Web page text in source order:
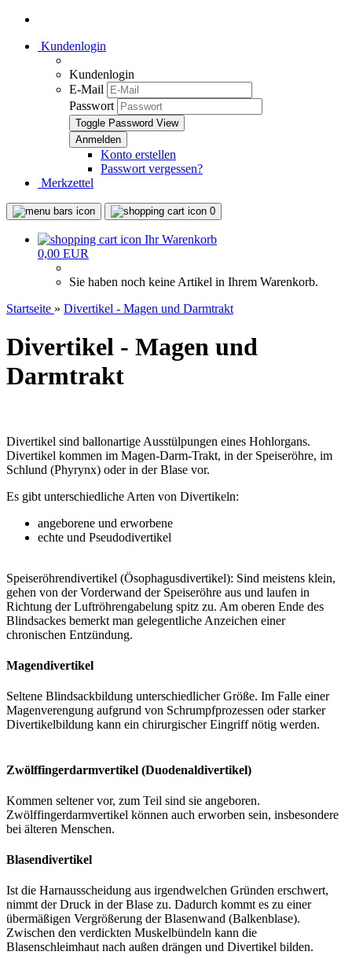
Kundenlogin
Kundenlogin
E-Mail
Passwort
Toggle Password View
Konto erstellen
Passwort vergessen?
Merkzettel
0
Ihr Warenkorb
0,00 EUR
Sie haben noch keine Artikel in Ihrem Warenkorb.
Startseite » Divertikel - Magen und Darmtrakt
Divertikel - Magen und
Darmtrakt
Divertikel sind ballonartige Ausstülpungen eines Hohlorgans.
Divertikel kommen im Magen-Darm-Trakt, in der Speiseröhre, im
Schlund (Phyrynx) oder in der Blase vor.
Es gibt unterschiedliche Arten von Divertikeln:
angeborene und erworbene
echte und Pseudodivertikel
Speiseröhrendivertikel (Ösophagusdivertikel): Sind meistens klein,
gehen von der Vorderwand der Speiseröhre aus und laufen in
Richtung der Luftröhrengabelung spitz zu. Am oberen Ende des
Blindsackes bemerkt man gelegentliche Anzeichen einer
chronischen Entzündung.
Magendivertikel
Seltene Blindsackbildung unterschiedlicher Größe. Im Falle einer
Magenverengung aufgrund von Schrumpfprozessen oder starker
Divertikelbildung kann ein chirurgischer Eingriff nötig werden.
Zwölffingerdarmvertikel (Duodenaldivertikel)
Kommen seltener vor, zum Teil sind sie angeboren.
Zwölffingerdarmvertikel können auch erworben sein, insbesondere
bei älteren Menschen.
Blasendivertikel
Ist die Harnausscheidung aus irgendwelchen Gründen erschwert,
nimmt der Druck in der Blase zu. Dadurch kommt es zu einer
übermäßigen Vergrößerung der Blasenwand (Balkenblase).
Zwischen den verdickten Muskelbündeln kann die
Blasenschleimhaut nach außen drängen und Divertikel bilden.